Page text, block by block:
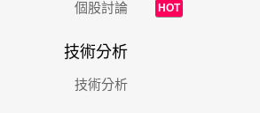
個股討論 HOT
技術分析
技術分析